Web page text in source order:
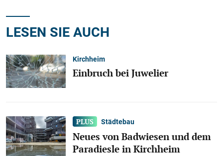
LESEN SIE AUCH
Kirchheim
Einbruch bei Juwelier
Städtebau
Neues von Badwiesen und dem
Paradiesle in Kirchheim